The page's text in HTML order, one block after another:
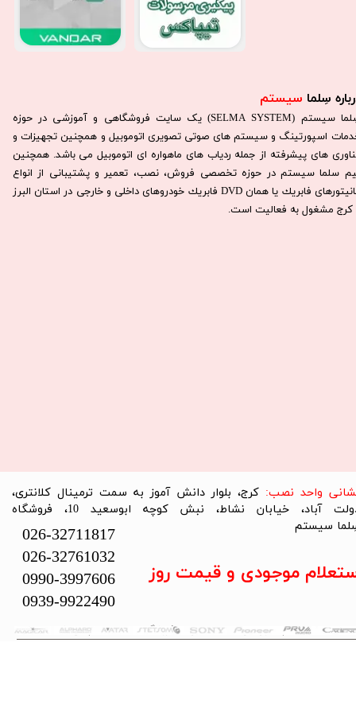
سِلما سیستم​​​​​​​
سِلما سيستم (SELMA SYSTEM) یک سایت فروشگاهی و آموزشی در حوزه
اسپورتینگ و سیستم های صوتی تصویری اتوموبیل و همچنین تجهیزات و
های پیشرفته از جمله ردیاب های ماهواره ای اتوموبیل می باشد. همچنين
سلما سيستم در حوزه تخصصی فروش، نصب، تعمير و پشتيبانی از انواع
مانيتورهای فابريك يا همان DVD فابريك خودروهای داخلی و خارجی در استان البرز
كرج مشغول به فعاليت است.​​​​​​​
تمام حقوق این سایت متعلق به فروشگاه سلما سیستم می‌باشد.
واحد نصب: کرج، بلوار دانش آموز به سمت ترمینال کلانتری،
دولت آباد، خیابان نشاط، نبش کوچه ابوسعید 10، فروشگاه
سیستم​​​​​​​
026-32711817
026-32761032
0990-3997606
0939-9922490
موجودی و قیمت روز